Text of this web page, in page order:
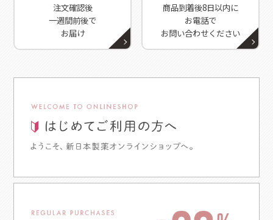
注文確認後
一週間前後で
お届け
商品到着後8日以内に
お電話で
お問い合わせください